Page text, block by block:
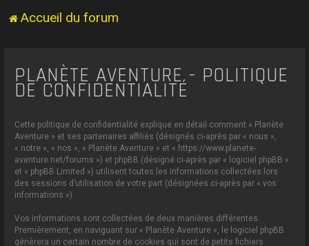
Accueil du forum
PLANÈTE AVENTURE - POLITIQUE
DE CONFIDENTIALITÉ
Cette politique de confidentialité explique en détail comment « Planète
Aventure » et ses partenaires affiliés (désignés ci-après par « nous »,
« notre », « nos », « Planète Aventure » et « https://www.planete-
aventure.net/forums ») et phpBB (désigné ci-après par « logiciel phpBB »
et « phpBB Limited ») utilisent toutes les informations collectées lors
des sessions d’utilisation de votre part (désignées ci-après par « vos
informations »).
Vos informations sont collectées de deux manières différentes.
Premièrement, en naviguant sur « Planète Aventure », le logiciel phpBB
génèrera un certain nombre de cookies qui sont de petits fichiers